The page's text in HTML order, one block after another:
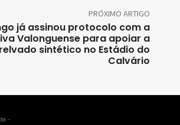
PRÓXIMO ARTIGO
já assinou protocolo com a
Valonguense para apoiar a
sintético no Estádio do
Calvário
-